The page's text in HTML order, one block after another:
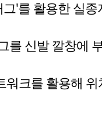
'를 활용한 실
를 신발 깔창에
크를 활용해